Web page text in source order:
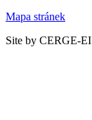
Mapa stránek
Site by CERGE-EI